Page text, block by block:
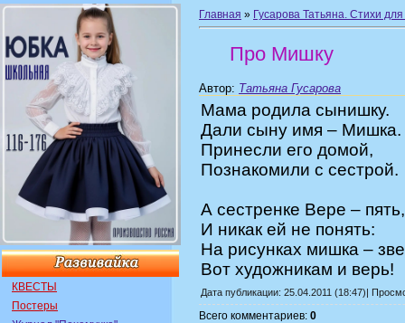
КВЕСТЫ
Постеры
Главная » Гусарова Татьяна. Стихи
Про Мишку
Автор: Татьяна Гусарова
Мама родила сынишку.
Дали сыну имя – Мишка.
Принесли его домой,
Познакомили с сестрой.
А сестренке Вере – пять,
И никак ей не понять:
На рисунках мишка –
Вот художникам и верь!
Дата публикации: 25.04.2011 (18:47)|
Всего комментариев: 0